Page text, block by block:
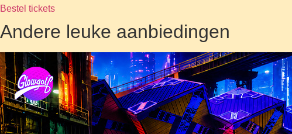
Bestel tickets
Andere leuke aanbiedingen